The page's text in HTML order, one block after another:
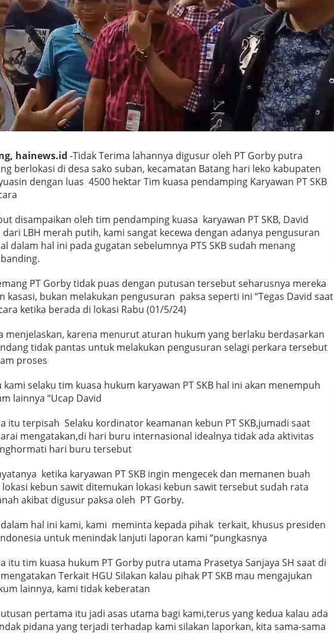
hainews.id -Tidak Terima lahannya digusur oleh PT Gorby putra
berlokasi di desa sako suban, kecamatan Batang hari leko kabupaten
dengan luas 4500 hektar Tim kuasa pendamping Karyawan PT SKB
disampaikan oleh tim pendamping kuasa karyawan PT SKB, David
dari LBH merah putih, kami sangat kecewa dengan adanya pengusuran
dalam hal ini pada gugatan sebelumnya PTS SKB sudah menang
PT Gorby tidak puas dengan putusan tersebut seharusnya mereka
kasasi, bukan melakukan pengusuran paksa seperti ini “Tegas David saat
ketika berada di lokasi Rabu (01/5/24)
menjelaskan, karena menurut aturan hukum yang berlaku berdasarkan
tidak pantas untuk melakukan pengusuran selagi perkara tersebut
proses
kami selaku tim kuasa hukum karyawan PT SKB hal ini akan menempuh
lainnya “Ucap David
itu terpisah Selaku kordinator keamanan kebun PT SKB,jumadi saat
mengatakan,di hari buru internasional idealnya tidak ada aktivitas
hari buru tersebut
ketika karyawan PT SKB ingin mengecek dan memanen buah
kebun sawit ditemukan lokasi kebun sawit tersebut sudah rata
akibat digusur paksa oleh PT Gorby.
hal ini kami, kami meminta kepada pihak terkait, khusus presiden
untuk menindak lanjuti laporan kami “pungkasnya
itu tim kuasa hukum PT Gorby putra utama Prasetya Sanjaya SH saat di
Terkait HGU Silakan kalau pihak PT SKB mau mengajukan
lainnya, kami tidak keberatan
pertama itu jadi asas utama bagi kami,terus yang kedua kalau ada
pidana yang terjadi terhadap kami silakan laporkan, kita sama-sama